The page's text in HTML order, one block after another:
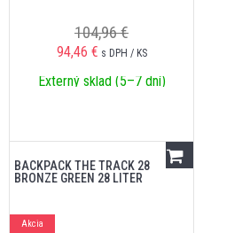
104,96 €
94,46 € s DPH / KS
Externý sklad (5–7 dní)
BACKPACK THE TRACK 28
BRONZE GREEN 28 LITER
Akcia